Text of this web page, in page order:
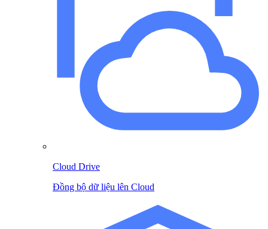
Cloud Drive
Đồng bộ dữ liệu lên Cloud